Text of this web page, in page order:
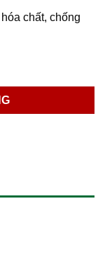
chất, chống